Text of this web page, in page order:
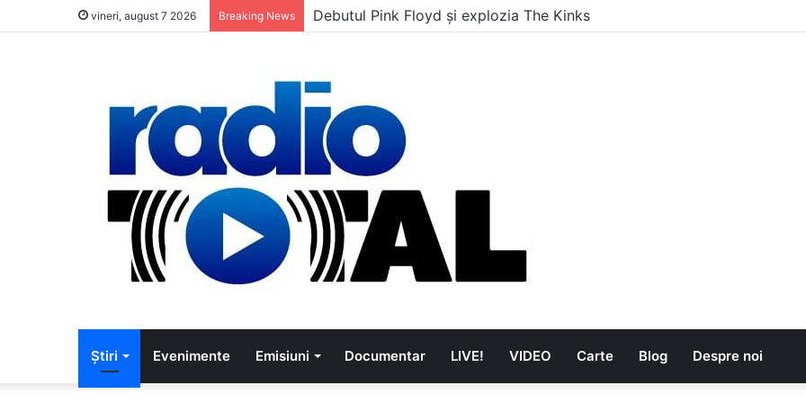
vineri, august 7 2026 Breaking News 5 muzicieni care au dus muzica tradițională românească la un alt nivel
Știri Evenimente Emisiuni Documentar LIVE! VIDEO Carte Blog Despre noi